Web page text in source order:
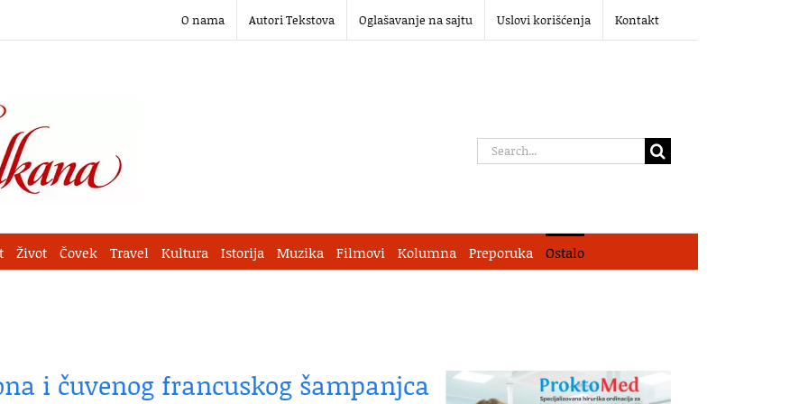
O nama Autori Tekstova Oglašavanje na sajtu Uslovi korišćenja Kontakt
Search
Život Čovek Travel Kultura Istorija Muzika Filmovi Kolumna Preporuka Ostalo
i čuvenog francuskog šampanjca